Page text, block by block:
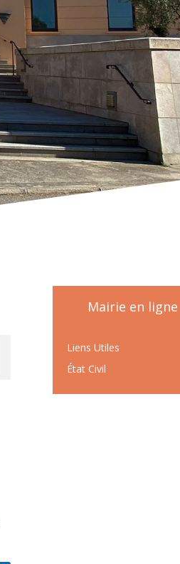
Mairie en ligne
Liens Utiles
État Civil